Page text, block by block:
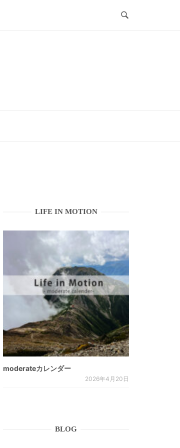
LIFE IN MOTION
moderateカレンダー
2026年4月20日
BLOG